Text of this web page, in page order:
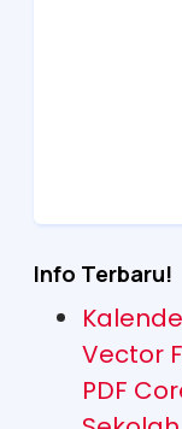
Info Terbaru!
Vector
PDF